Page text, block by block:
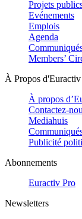
Projets
Evénements
Emplois
Agenda
Members’
À Propos d'Euractiv
À propos
Contactez-
Mediahuis
Publicité
Abonnements
Euractiv Pro
Newsletters